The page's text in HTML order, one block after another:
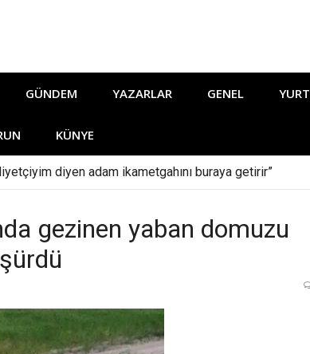
GÜNDEM YAZARLAR GENEL YURT
KÜNYE
diyen adam ikametgahını buraya getirir”
gezinen yaban domuzu